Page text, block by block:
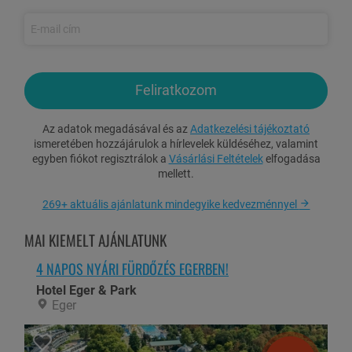
Ajándék kerékpárkölcsönzés
Személyenként egy
bobcsúszás a balatonboglári bobpályán
Kültéri mini gyerekjátszó használat: csúszda, mászóelemek,
hinta
Nordic walking lehetőség a Balaton partján (túratérkép és
Tollaslabda, petanque, ping-pong használat a kertben
Ajándék túratérkép a környék legszebb tavaszi útvonalaival
Tavaszi felfedező játék gyerekeknek, természetfigyelő mini
kihívásokkal
Családbarát szolgáltatások: babaágy, vízforraló, etetőszék
Ingyenes zárt parkoló használat
Feliratkozom
Az adatok megadásával és az Adatkezelési tájékoztató
ismeretében hozzájárulok a hírlevelek küldéséhez, valamint
egyben fiókot regisztrálok a Vásárlási Feltételekelfogadása
mellett.
269+ aktuális ajánlatunk mindegyike kedvezménnyel
MAI KIEMELT AJÁNLATUNK
4 NAPOS NYÁRI FÜRDŐZÉS EGERBEN!
Hotel Eger & Park
Eger